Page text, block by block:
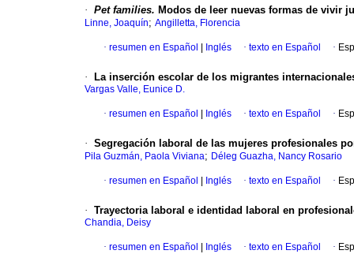
· Pet families. Modos de leer nuevas formas de vivir
Linne, Joaquín; Angilletta, Florencia
· resumen en Español Inglés · texto en Español ·
· La inserción escolar de los migrantes
Vargas Valle, Eunice D.
· resumen en Español Inglés · texto en Español ·
· Segregación laboral de las mujeres profesionales
Pila Guzmán, Paola Viviana; Déleg Guazha, Nancy Rosario
· resumen en Español Inglés · texto en Español ·
· Trayectoria laboral e identidad laboral en
Chandia, Deisy
· resumen en Español Inglés · texto en Español ·